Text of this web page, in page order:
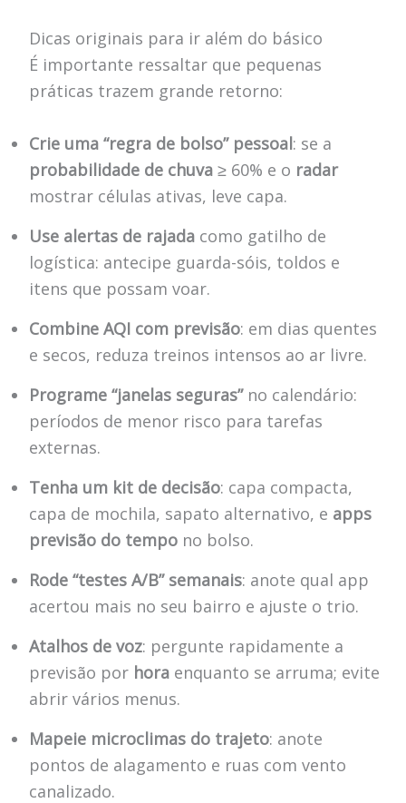
Dicas originais para ir além do básico
É importante ressaltar que pequenas
práticas trazem grande retorno:
Crie uma “regra de bolso” pessoal: se a
probabilidade de chuva≥ 60% e o radar
mostrar células ativas, leve capa.
Use alertas de rajadacomo gatilho de
logística: antecipe guarda-sóis, toldos e
itens que possam voar.
Combine AQI com previsão: em dias quentes
e secos, reduza treinos intensos ao ar livre.
Programe “janelas seguras”no calendário:
períodos de menor risco para tarefas
externas.
Tenha um kit de decisão: capa compacta,
capa de mochila, sapato alternativo, e apps
previsão do tempono bolso.
Rode “testes A/B” semanais: anote qual app
acertou mais no seu bairro e ajuste o trio.
Atalhos de voz: pergunte rapidamente a
previsão por horaenquanto se arruma; evite
abrir vários menus.
Mapeie microclimas do trajeto: anote
pontos de alagamento e ruas com vento
canalizado.